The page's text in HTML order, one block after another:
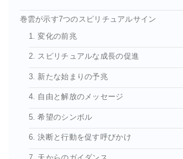
巻雲が示す7つのスピリチュアルサイン
1. 変化の前兆
2. スピリチュアルな成長の促進
3. 新たな始まりの予兆
4. 自由と解放のメッセージ
5. 希望のシンボル
6. 決断と行動を促す呼びかけ